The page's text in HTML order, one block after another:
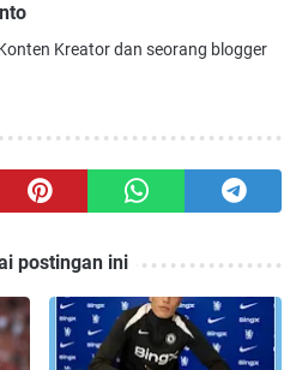
Kreator dan seorang blogger
postingan ini